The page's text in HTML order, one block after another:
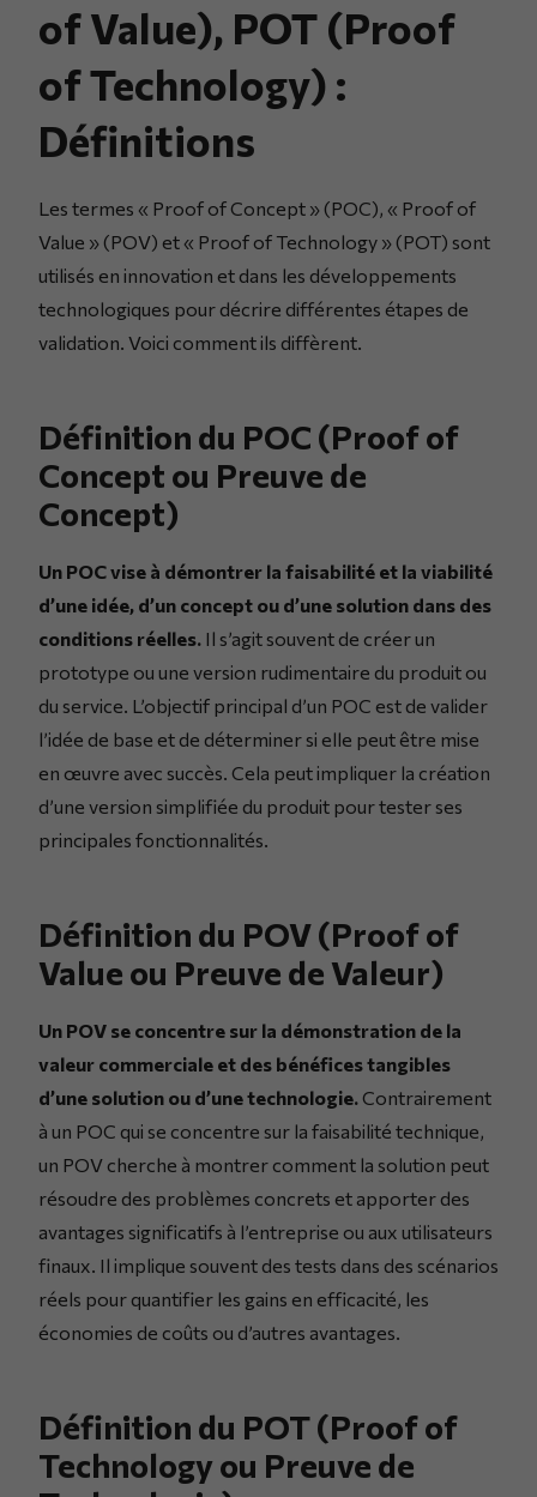
of Value), POT (Proof
of Technology) :
Définitions
Les termes « Proof of Concept » (POC), « Proof of
Value » (POV) et « Proof of Technology » (POT) sont
utilisés en innovation et dans les développements
technologiques pour décrire différentes étapes de
validation. Voici comment ils diffèrent.
Définition du POC (Proof of
Concept ou Preuve de
Concept)
Un POC vise à démontrer la faisabilité et la viabilité
d’une idée, d’un concept ou d’une solution dans des
conditions réelles. Il s’agit souvent de créer un
prototype ou une version rudimentaire du produit ou
du service. L’objectif principal d’un POC est de valider
l’idée de base et de déterminer si elle peut être mise
en œuvre avec succès. Cela peut impliquer la création
d’une version simplifiée du produit pour tester ses
principales fonctionnalités.
Définition du POV (Proof of
Value ou Preuve de Valeur)
Un POV se concentre sur la démonstration de la
valeur commerciale et des bénéfices tangibles
d’une solution ou d’une technologie. Contrairement
à un POC qui se concentre sur la faisabilité technique,
un POV cherche à montrer comment la solution peut
résoudre des problèmes concrets et apporter des
avantages significatifs à l’entreprise ou aux utilisateurs
finaux. Il implique souvent des tests dans des scénarios
réels pour quantifier les gains en efficacité, les
économies de coûts ou d’autres avantages.
Définition du POT (Proof of
Technology ou Preuve de